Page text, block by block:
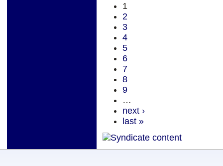
1
2
3
4
5
6
7
8
9
…
next ›
last »